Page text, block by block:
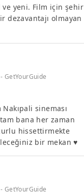
ve yeni. Film için şehir
dezavantajı olmayan
GetYourGuide
sineması
bana her zaman
hissettirmekte
bir mekan ♥️
GetYourGuide